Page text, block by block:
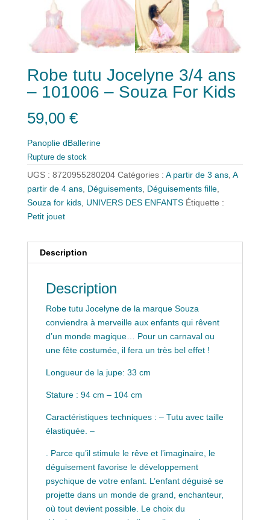
Robe tutu Jocelyne 3/4 ans
– 101006 – Souza For Kids
59,00 €
Panoplie dBallerine
Rupture de stock
UGS : 8720955280204 Catégories : A partir de 3 ans, A
partir de 4 ans, Déguisements, Déguisements fille,
Souza for kids, UNIVERS DES ENFANTS Étiquette :
Petit jouet
Description
Description
Robe tutu Jocelyne de la marque Souza
conviendra à merveille aux enfants qui rêvent
d’un monde magique… Pour un carnaval ou
une fête costumée, il fera un très bel effet !
Longueur de la jupe: 33 cm
Stature : 94 cm – 104 cm
Caractéristiques techniques : – Tutu avec taille
élastiquée. –
. Parce qu’il stimule le rêve et l’imaginaire, le
déguisement favorise le développement
psychique de votre enfant. L’enfant déguisé se
projette dans un monde de grand, enchanteur,
où tout devient possible. Le choix du